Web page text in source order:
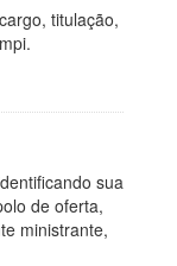
titulação,
sua
de oferta,
ministrante,